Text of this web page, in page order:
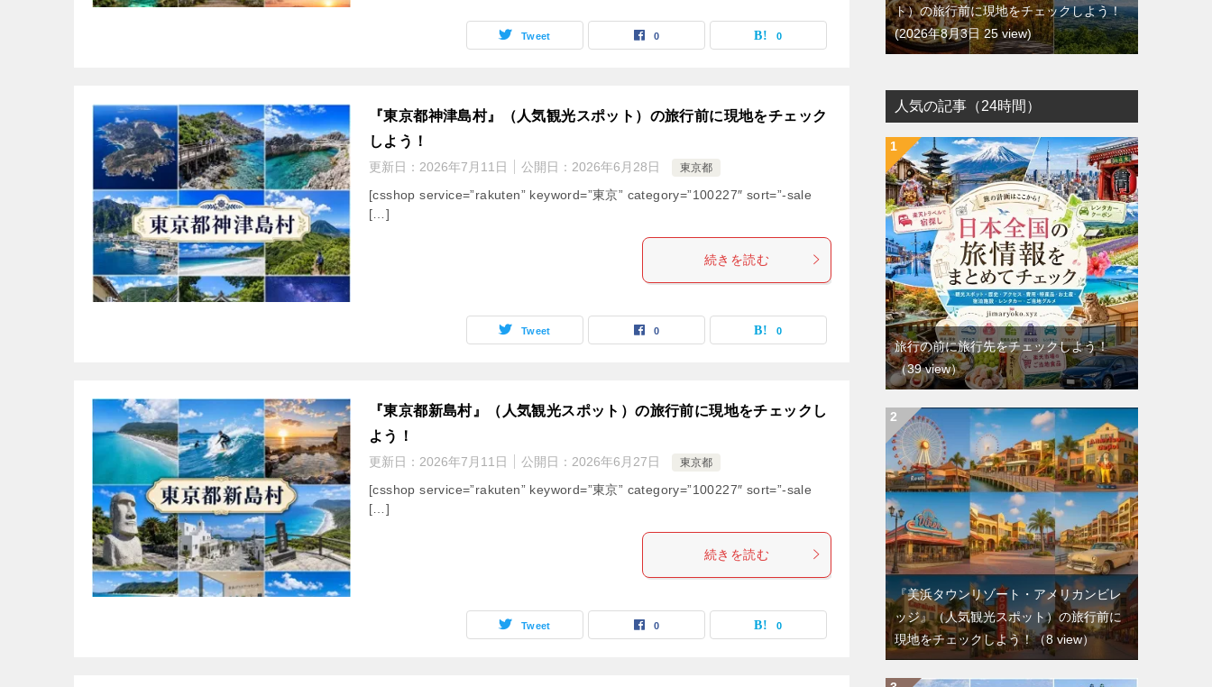
Tweet 0 0
『東京都神津島村』（人気観光スポット）の旅行前に現地をチェック
しよう！
更新日： 2026年7月11日 公開日： 2026年6月28日 東京都
[csshop service=”rakuten” keyword=”東京” category=”100227″ sort=”-sale
[…]
続きを読む
Tweet 0 0
『東京都新島村』（人気観光スポット）の旅行前に現地をチェックし
よう！
更新日： 2026年7月11日 公開日： 2026年6月27日 東京都
[csshop service=”rakuten” keyword=”東京” category=”100227″ sort=”-sale
[…]
続きを読む
Tweet 0 0
ト）の旅行前に現地をチェックしよう！
2026年8月3日 25 view
人気の記事（24時間）
旅行の前に旅行先をチェックしよう！
（39 view）
『美浜タウンリゾート・アメリカンビレ
ッジ』（人気観光スポット）の旅行前に
現地をチェックしよう！（8 view）